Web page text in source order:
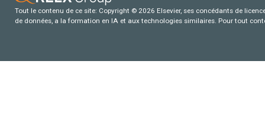
Tout le contenu de ce site: Copyright © 2026 Elsevier, ses concédants de
de données, a la formation en IA et aux technologies similaires. Pour tout